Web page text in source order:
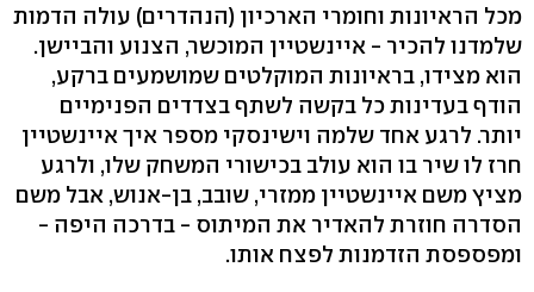
מכל הראיונות וחומרי הארכיון (הנהדרים) עולה הדמות
שלמדנו להכיר - איינשטיין המוכשר, הצנוע והביישן.
הוא מצידו, בראיונות המוקלטים שמושמעים ברקע,
הודף בעדינות כל בקשה לשתף בצדדים הפנימיים
יותר. לרגע אחד שלמה וישינסקי מספר איך איינשטיין
חרז לו שיר בו הוא עולב בכישורי המשחק שלו, ולרגע
מציץ משם איינשטיין ממזרי, שובב, בן-אנוש, אבל משם
הסדרה חוזרת להאדיר את המיתוס - בדרכה היפה -
ומפספסת הזדמנות לפצח אותו.